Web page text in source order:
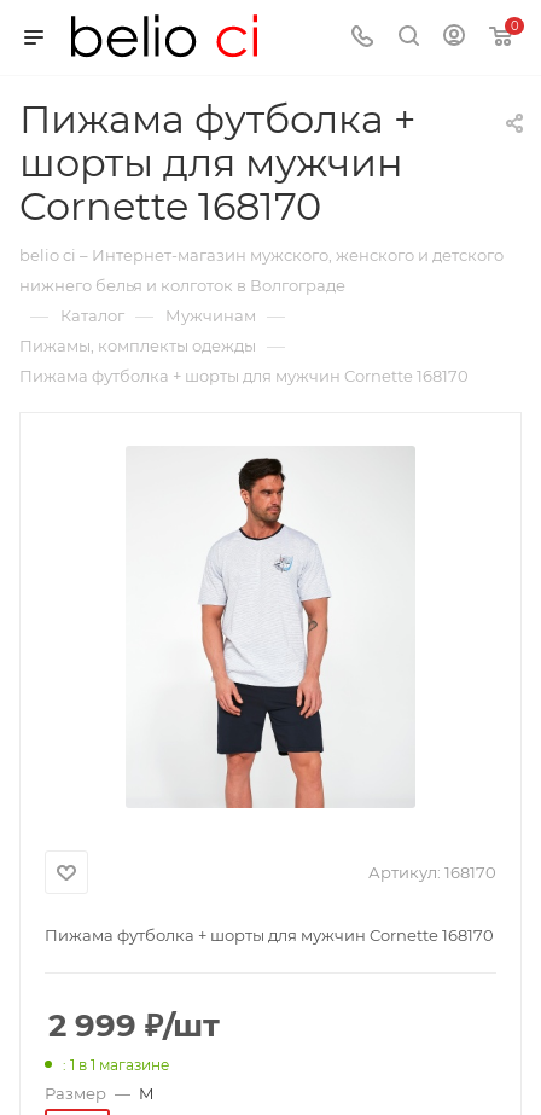
0
Пижама футболка +
шорты для мужчин
Cornette 168170
belio ci – Интернет-магазин мужского, женского и детского
нижнего белья и колготок в Волгограде
— Каталог — Мужчинам —
Пижамы, комплекты одежды —
Пижама футболка + шорты для мужчин Cornette 168170
Артикул: 168170
Пижама футболка + шорты для мужчин Cornette 168170
2 999 ₽/шт
: 1 в 1 магазине
Размер — M